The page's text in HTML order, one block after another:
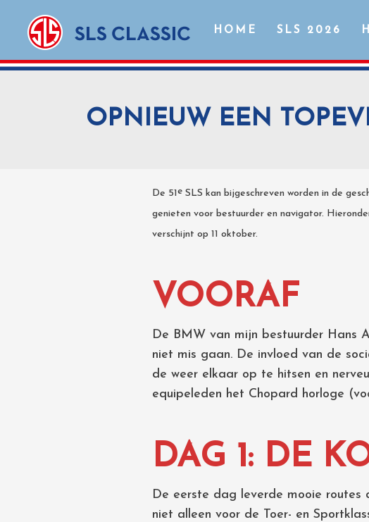
HOME SLS 2026
OPNIEUW EEN
De 51eSLS kan bijgeschreven worden in de
genieten voor bestuurder en navigator.
verschijnt op 11 oktober.
VOORAF
De BMW van mijn bestuurder Hans
niet mis gaan. De invloed van de
de weer elkaar op te hitsen en
equipeleden het Chopard horloge
DAG 1: DE
De eerste dag leverde mooie routes
niet alleen voor de Toer- en